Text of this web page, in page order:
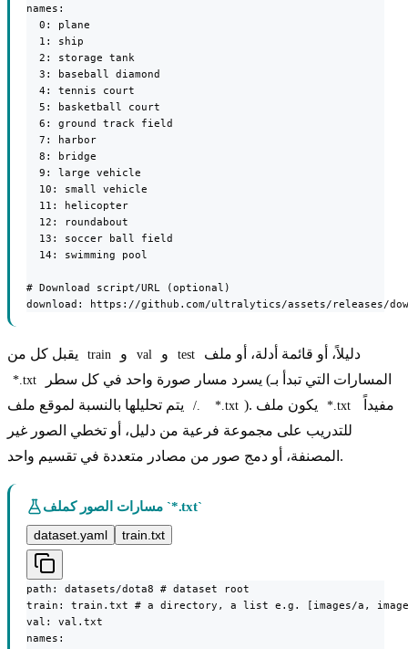
names:
  0: plane
  1: ship
  2: storage tank
  3: baseball diamond
  4: tennis court
  5: basketball court
  6: ground track field
  7: harbor
  8: bridge
  9: large vehicle
  10: small vehicle
  11: helicopter
  12: roundabout
  13: soccer ball field
  14: swimming pool
# Download script/URL (optional)
download: https://github.com/ultralytics/assets/releases/
train val test دليلاً، أو قائمة أدلة، أو ملف
*.txt يسرد مسار صورة واحد في كل سطر (المسارات التي تبدأ بـ
./ *.txt *.txt
للتدريب على مجموعة فرعية من دليل، أو تخطي الصور غير
المصنفة، أو دمج صور من مصادر متعددة في تقسيم واحد.
مسارات الصور كملف `*.txt`
dataset.yaml
train.txt
path: datasets/dota8 # dataset root
train: train.txt # a directory, a list e.g. [images/a,
val: val.txt
names: